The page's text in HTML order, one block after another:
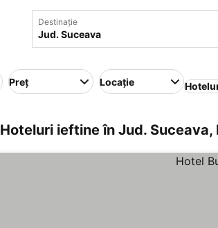
Destinație
Preț Locație
Hoteluri ieftine în Jud. Suceava,